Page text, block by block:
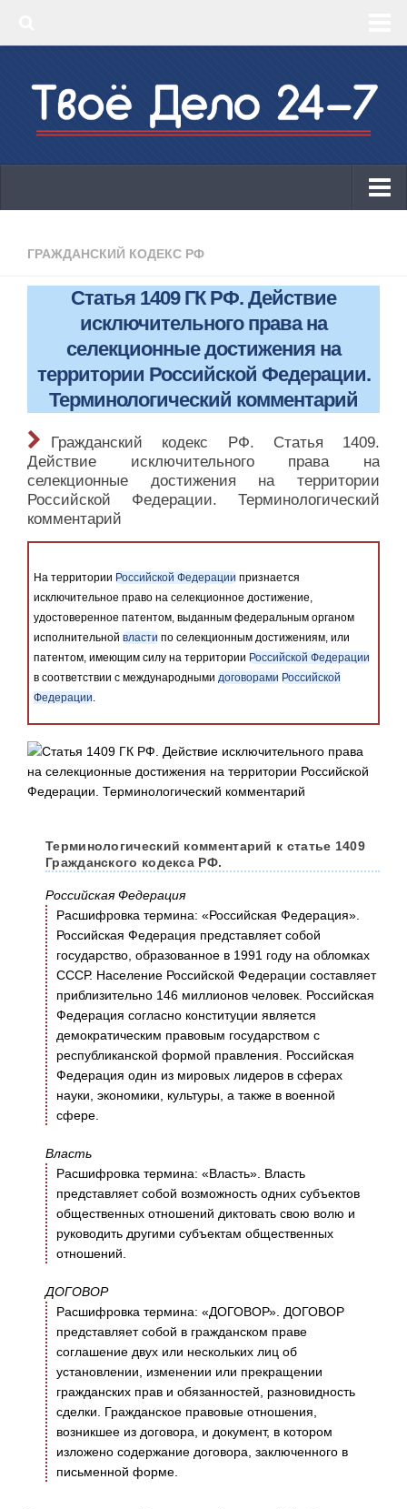
‣ КБК 2019
КБК 2019
ОКВЭД 2019
Законодательство
ГРАЖДАНСКИЙ КОДЕКС РФ
Статья 1409 ГК РФ. Действие
исключительного права на
селекционные достижения на
территории Российской Федерации.
Терминологический комментарий
Гражданский кодекс РФ. Статья 1409.
Действие исключительного права на
селекционные достижения на территории
Российской Федерации. Терминологический
комментарий
На территории Российской Федерации признается
исключительное право на селекционное достижение,
удостоверенное патентом, выданным федеральным органом
исполнительной власти по селекционным достижениям, или
патентом, имеющим силу на территории Российской Федерации
в соответствии с международными договорами Российской
Федерации.
Терминологический комментарий к статье 1409
Гражданского кодекса РФ.
Российская Федерация
Расшифровка термина: «Российская Федерация».
Российская Федерация представляет собой
государство, образованное в 1991 году на обломках
СССР. Население Российской Федерации составляет
приблизительно 146 миллионов человек. Российская
Федерация согласно конституции является
демократическим правовым государством с
республиканской формой правления. Российская
Федерация один из мировых лидеров в сферах
науки, экономики, культуры, а также в военной
сфере.
Власть
Расшифровка термина: «Власть». Власть
представляет собой возможность одних субъектов
общественных отношений диктовать свою волю и
руководить другими субъектам общественных
отношений.
ДОГОВОР
Расшифровка термина: «ДОГОВОР». ДОГОВОР
представляет собой в гражданском праве
соглашение двух или нескольких лиц об
установлении, изменении или прекращении
гражданских прав и обязанностей, разновидность
сделки. Гражданское правовые отношения,
возникшее из договора, и документ, в котором
изложено содержание договора, заключенного в
письменной форме.